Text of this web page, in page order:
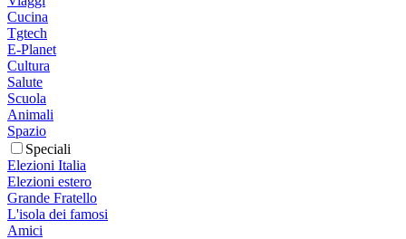
Cucina
Tgtech
E-Planet
Cultura
Salute
Scuola
Animali
Spazio
Speciali
Elezioni Italia
Elezioni estero
Grande Fratello
L'isola dei famosi
Amici